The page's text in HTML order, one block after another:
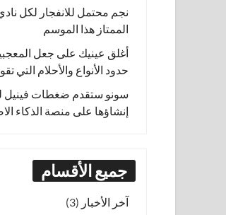
نجم محتمل للانفجار لكل
الممتاز هذا الموسم
أغلق عينيك على جعل
حدود الأنواع والأحلام التي
سونو ستقدم ضغطات فينيل
إنشاؤها على منصة الذكاء
جميع الأقسام
آخر الأخبار (3)